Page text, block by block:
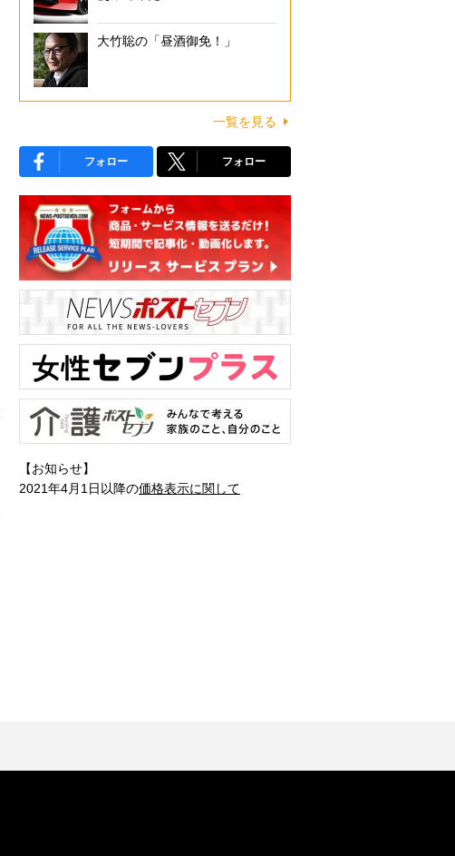
大竹聡の「昼酒御免！」
一覧を見る
フォロー フォロー
【お知らせ】
2021年4月1日以降の価格表示に関して